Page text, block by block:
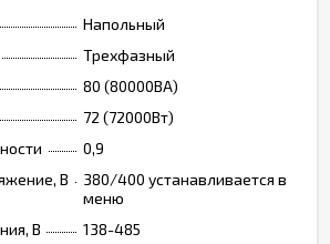
Напольный
Трехфазный
80 (80000ВА)
72 (72000Вт)
0,9
В
380/400 устанавливается в
меню
В
138-485